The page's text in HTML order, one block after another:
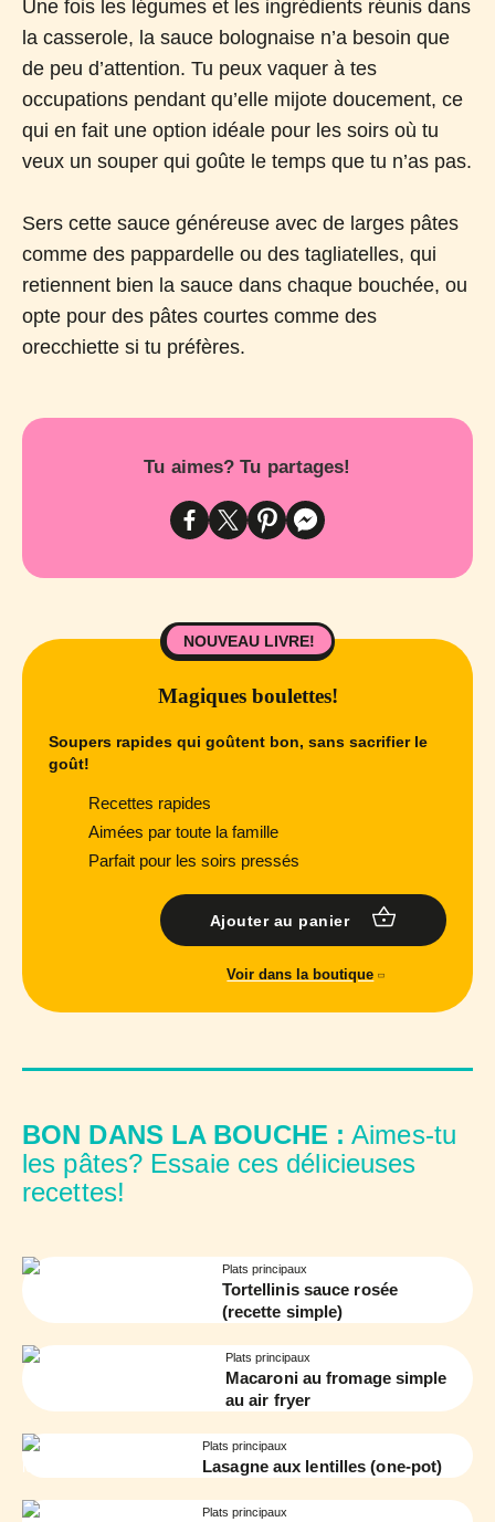
Une fois les légumes et les ingrédients réunis dans
la casserole, la sauce bolognaise n’a besoin que
de peu d’attention. Tu peux vaquer à tes
occupations pendant qu’elle mijote doucement, ce
qui en fait une option idéale pour les soirs où tu
veux un souper qui goûte le temps que tu n’as pas.
Sers cette sauce généreuse avec de larges pâtes
comme des pappardelle ou des tagliatelles, qui
retiennent bien la sauce dans chaque bouchée, ou
opte pour des pâtes courtes comme des
orecchiette si tu préfères.
Tu aimes? Tu partages!
NOUVEAU LIVRE!
Magiques boulettes!
Soupers rapides qui goûtent bon, sans sacrifier le
goût!
Recettes rapides
Aimées par toute la famille
Parfait pour les soirs pressés
Ajouter au panier
Voir dans la boutique
BON DANS LA BOUCHE : Aimes-tu
les pâtes? Essaie ces délicieuses
recettes!
Plats principaux
Tortellinis sauce rosée
(recette simple)
Plats principaux
Macaroni au fromage simple
au air fryer
Plats principaux
Lasagne aux lentilles (one-pot)
Plats principaux